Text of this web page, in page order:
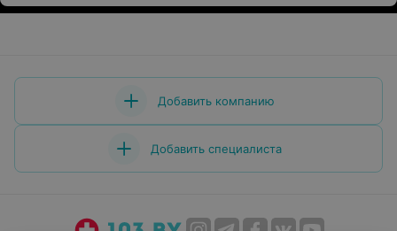
Добавить компанию
Добавить специалиста